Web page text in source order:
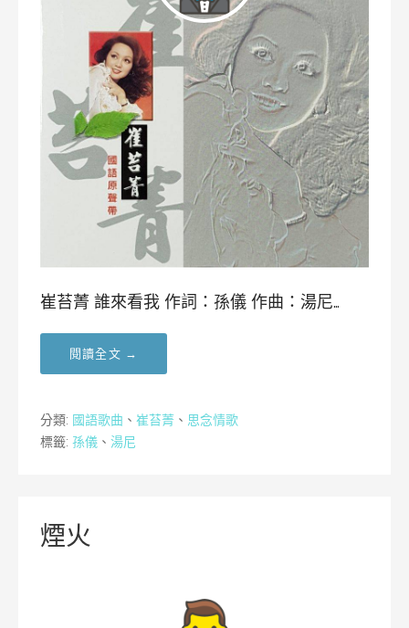
崔苔菁 誰來看我 作詞：孫儀 作曲：湯尼…
閱讀全文 →
分類: 國語歌曲 、 崔苔菁 、 思念情歌
標籤: 孫儀 、 湯尼
煙火